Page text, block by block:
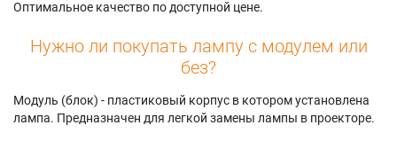
Оптимальное качество по доступной цене.
Нужно ли покупать лампу с модулем или
без?
Модуль (блок) - пластиковый корпус в котором установлена
лампа. Предназначен для легкой замены лампы в проекторе.